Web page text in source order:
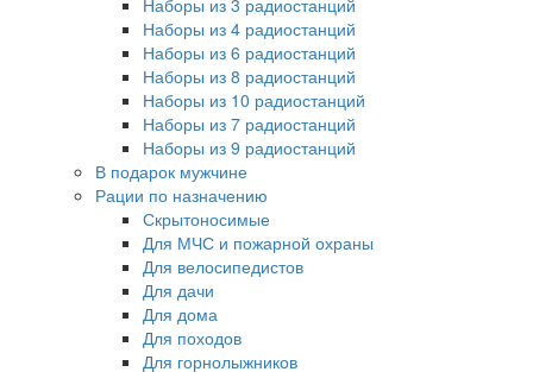
Наборы из 4 радиостанций
Наборы из 6 радиостанций
Наборы из 8 радиостанций
Наборы из 10 радиостанций
Наборы из 7 радиостанций
Наборы из 9 радиостанций
В подарок мужчине
Рации по назначению
Скрытоносимые
Для МЧС и пожарной охраны
Для велосипедистов
Для дачи
Для дома
Для походов
Для горнолыжников